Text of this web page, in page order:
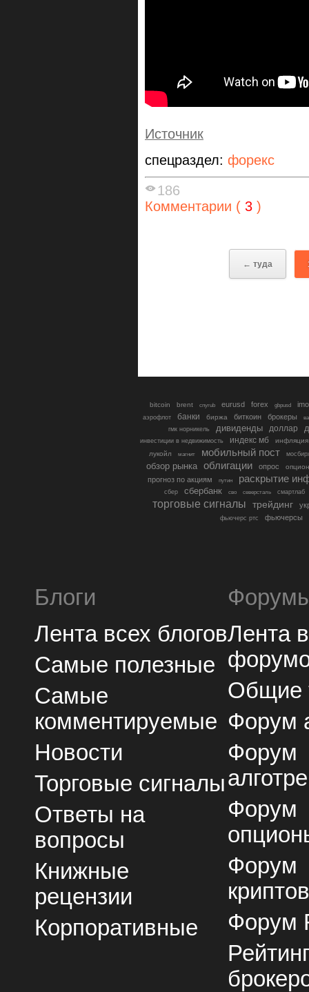
Источник
спецраздел: форекс
186
Комментарии ( 3 )
← туда
bitcoin brent cnyrub eurusd forex gbpusd
аэрофлот банки биржа биткоин брокеры
гмк норникель
дивиденды доллар
инвестиции в недвижимость индекс мб
инфляция
лукойл
магнит мобильный пост
обзор рынка облигации опрос
прогноз по акциям путин раскрытие
сбер сбербанк сво северсталь смартлаб
торговые сигналы трейдинг
фьючерс ртс фьючерсы
Блоги
Лента всех блогов
Самые полезные
Самые
комментируемые
Новости
Торговые сигналы
Ответы на
вопросы
Книжные
рецензии
Корпоративные
Лента
Общие
Форум
Форум
Форум
Форум
Форум